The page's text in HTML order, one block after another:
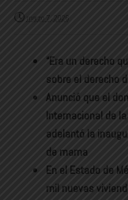
marzo 7, 2026
“Era un derecho
sobre el derecho
Anunció que el
Internacional de
adelantó la
de mama
En el Estado de
mil nuevas